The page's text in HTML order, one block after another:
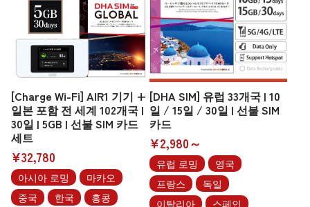
[Charge Wi-Fi] AIR1 기기 +
일본 포함 전 세계 102개국 |
30일 | 5GB | 선불 SIM 카드
세트
¥32,780
아시아 로밍
마카오
중국
한국
홍콩
[DHA SIM] 유럽 33개국 | 10
일 / 15일 / 30일 | 선불 SIM
카드
¥2,980～
유럽 로밍
영국
프랑스
독일
이탈리아
스페인